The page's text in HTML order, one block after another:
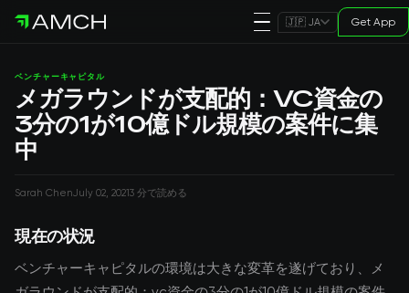
🇯🇵 JA Get App
ベンチャーキャピタル
メガラウンドが支配的：VC資金の
3分の1が10億ドル規模の案件に集
中
Sarah ChenJuly 02, 20213 分で読める
現在の状況
ベンチャーキャピタルの環境は大きな変革を遂げており、メ